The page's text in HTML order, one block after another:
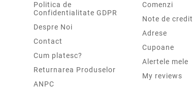
Politica de
Confidentialitate GDPR
Despre Noi
Contact
Cum platesc?
Returnarea Produselor
ANPC
Comenzi
Note de credit
Adrese
Cupoane
Alertele mele
My reviews